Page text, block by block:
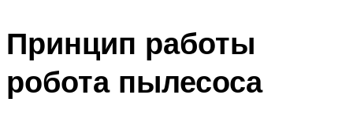
Принцип работы
робота пылесоса